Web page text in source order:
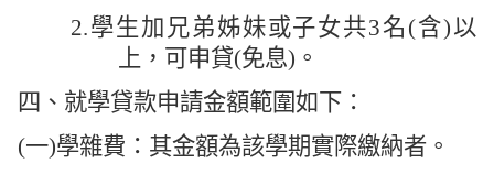
2.學生加兄弟姊妹或子女共3名 (含)以
上，可申貸(免息) 。
四、就學貸款申請金額範圍如下：
(一)學雜費：其金額為該學期實際繳納者。